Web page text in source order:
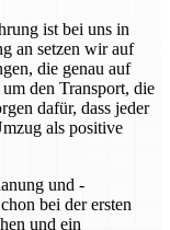
ist bei uns in
an setzen wir auf
die genau auf
den Transport, die
dafür, dass jeder
als positive
und -
bei der ersten
und ein